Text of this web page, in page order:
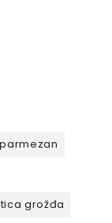
parmezan
grožđa